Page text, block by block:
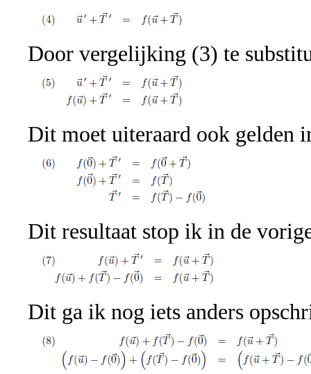
Door vergelijking (3) te
Dit moet uiteraard ook gelden
Dit resultaat stop ik in de
Dit ga ik nog iets anders